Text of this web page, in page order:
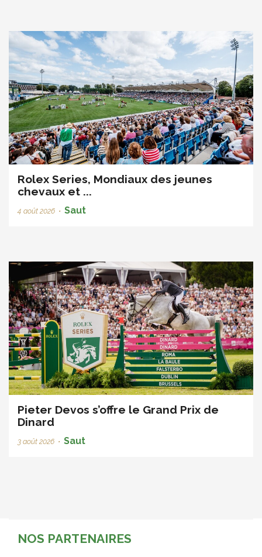
Rolex Series, Mondiaux des jeunes
chevaux et ...
4 août 2026 • Saut
Pieter Devos s’offre le Grand Prix de
Dinard
3 août 2026 • Saut
NOS PARTENAIRES